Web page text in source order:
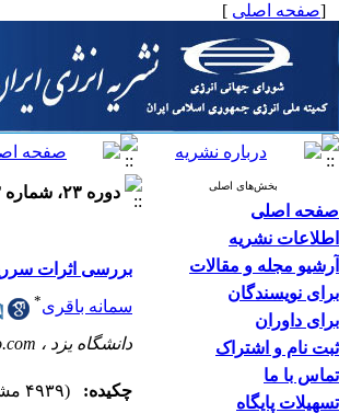
[صفحه اصلی ]
بخش‌های اصلی
صفحه اصلی
اطلاعات نشریه
آرشیو مجله و مقالات
برای نویسندگان
برای داوران
ثبت نام و اشتراک
تماس با ما
تسهیلات پایگاه
دوره ۲۳، شماره ۳ - ( ۹-۱۳۹۹ )
بررسی اثرات
سمانه باقری*
دانشگاه یزد ،
چکیده:
(۴۹۳۹ مشاهده)